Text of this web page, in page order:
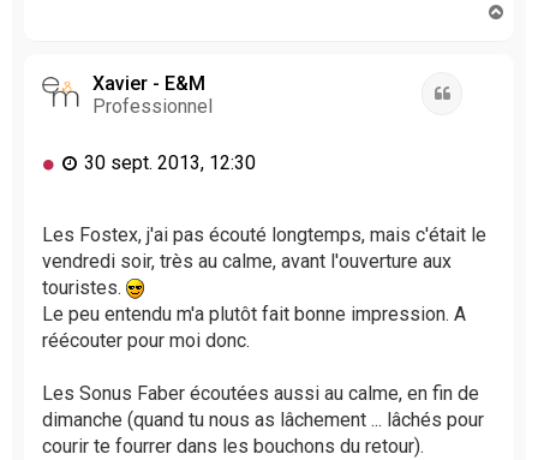
Xavier - E&M
Professionnel
M
s
a
e
n
o
l
u
30 sept. 2013, 12:30
Les Fostex, j'ai pas écouté longtemps, mais c'était le
vendredi soir, très au calme, avant l'ouverture aux
touristes.
Le peu entendu m'a plutôt fait bonne impression. A
réécouter pour moi donc.
Les Sonus Faber écoutées aussi au calme, en fin de
dimanche (quand tu nous as lâchement ... lâchés pour
courir te fourrer dans les bouchons du retour).